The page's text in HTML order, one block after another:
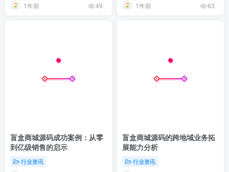
1年前 49 1年前 63
盲盒商城源码成功案例：从零
到亿级销售的启示
行业资讯
盲盒商城源码的跨地域业务拓
展能力分析
行业资讯